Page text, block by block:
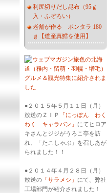
利尻切りだし昆布（95ｇ
入・ふぞろい）
老舗が作る ポンタラ 180
ｇ【道産真鱈を使用】
●２０１５年５月１１日（月）
放送のＺＩＰ
「にっぽん わく
わく キャラバン」 にてヒロア
キさんとジジがうろこ亭を訪
れ、「たこしゃぶ」を召しあが
られました！！
●２０１４年４月２８日（月）
放送の 「サラメシ」 にて、弊社
工場部門が紹介されました！